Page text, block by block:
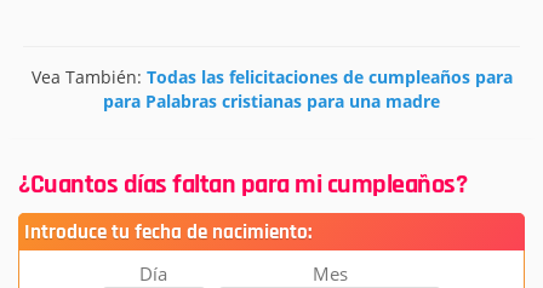
Vea También: Todas las felicitaciones de cumpleaños para
para Palabras cristianas para una madre
¿Cuantos días faltan para mi cumpleaños?
Introduce tu fecha de nacimiento:
Día Mes